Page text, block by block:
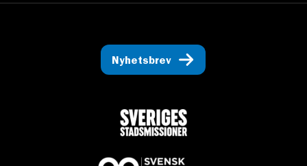
Nyhetsbrev